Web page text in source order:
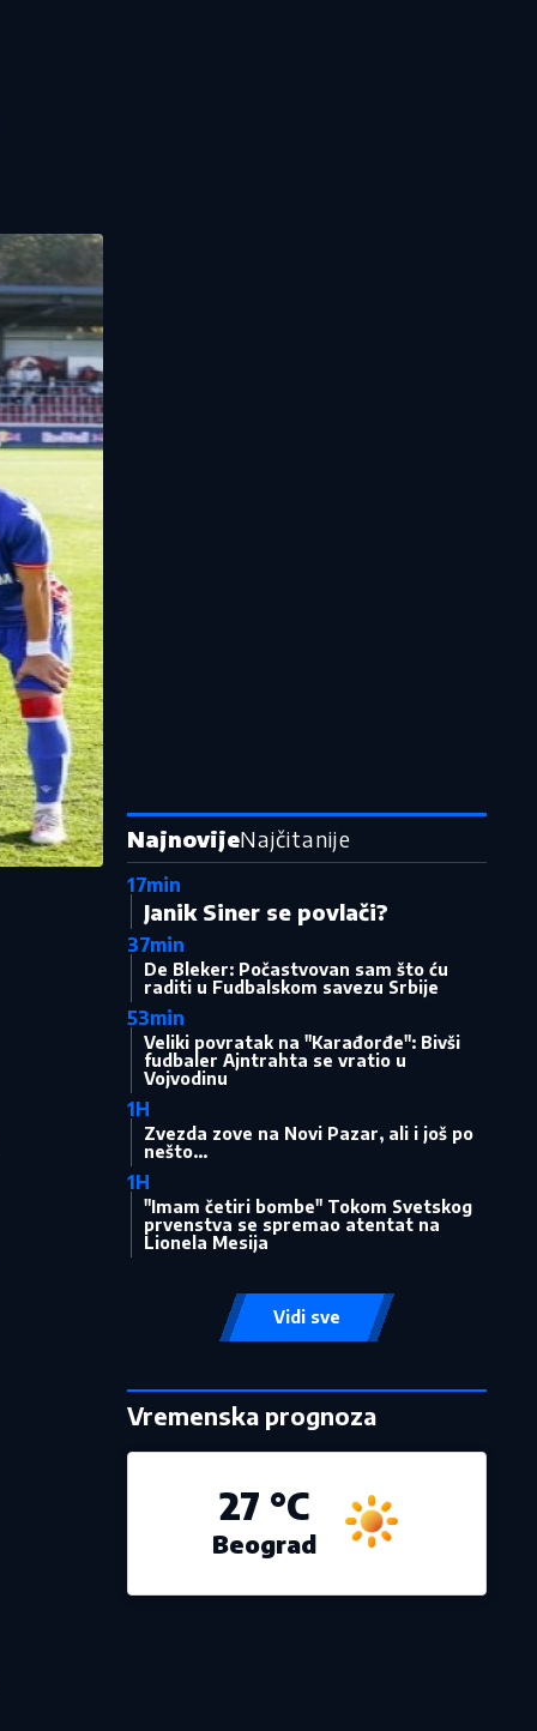
NajnovijeNajčitanije
17min
Janik Siner se povlači?
37min
De Bleker: Počastvovan sam što ću
raditi u Fudbalskom savezu Srbije
53min
Veliki povratak na "Karađorđe": Bivši
fudbaler Ajntrahta se vratio u
Vojvodinu
1H
Zvezda zove na Novi Pazar, ali i još po
nešto...
1H
"Imam četiri bombe" Tokom Svetskog
prvenstva se spremao atentat na
Lionela Mesija
Vidi sve
Vremenska prognoza
Beograd
27 °C